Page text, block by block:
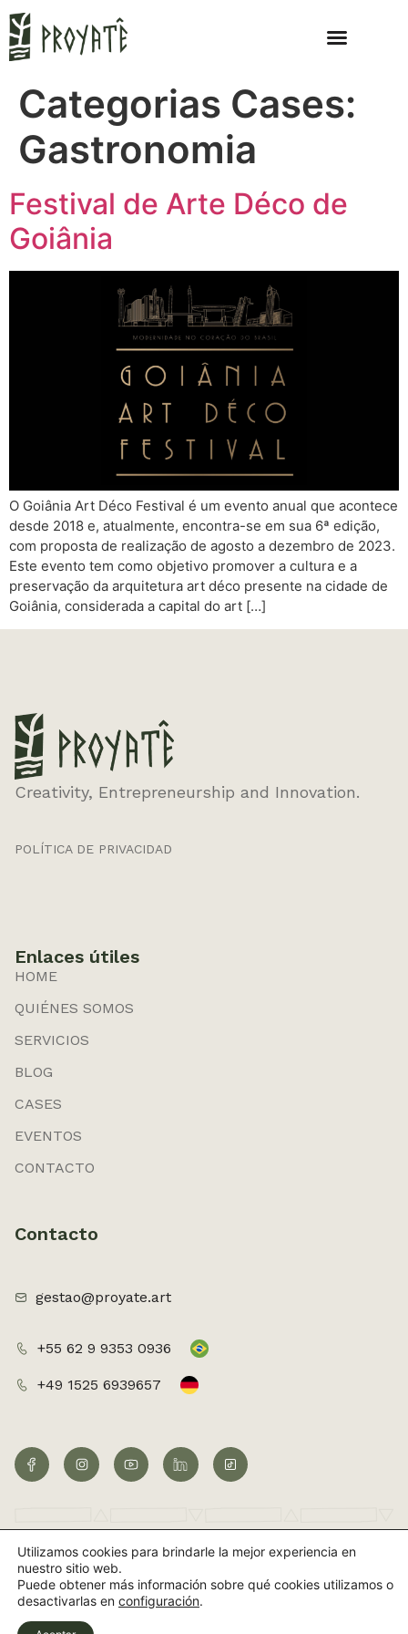
Categorias Cases:
Gastronomia
Festival de Arte Déco de
Goiânia
O Goiânia Art Déco Festival é um evento anual que acontece
desde 2018 e, atualmente, encontra-se em sua 6ª edição,
com proposta de realização de agosto a dezembro de 2023.
Este evento tem como objetivo promover a cultura e a
preservação da arquitetura art déco presente na cidade de
Goiânia, considerada a capital do art […]
Creativity, Entrepreneurship and Innovation.
POLÍTICA DE PRIVACIDAD
Enlaces útiles
HOME
QUIÉNES SOMOS
SERVICIOS
BLOG
CASES
EVENTOS
CONTACTO
Contacto
gestao@proyate.art
+55 62 9 9353 0936
+49 1525 6939657
©2026 Todos os direitos reservados
Sitio web creado por UpSites
Utilizamos cookies para brindarle la mejor experiencia en
nuestro sitio web.
Puede obtener más información sobre qué cookies utilizamos o
desactivarlas en configuración.